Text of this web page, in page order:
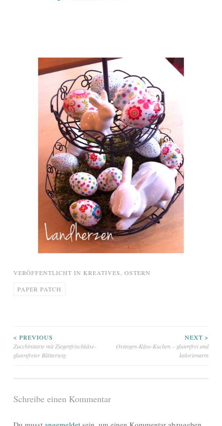
VERÖFFENTLICHT IN KREATIVES OSTERN
PAPER PATCH
Beitragsnavigation
< PREVIOUS
Zucchinitarte mit Ziegenfrischkäse-
glutenfreier Blätterteig
NEXT >
Orangen-Käse-Kuchen – glutenfrei und
kalorienarm
Schreibe einen Kommentar